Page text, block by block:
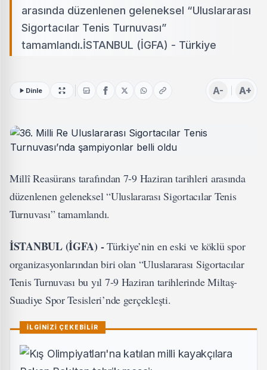
arasında düzenlenen geleneksel “Uluslararası
Sigortacılar Tenis Turnuvası”
tamamlandı.İSTANBUL (İGFA) - Türkiye
Dinle A- A+
Millî Reasürans tarafından 7-9 Haziran tarihleri arasında
düzenlenen geleneksel “Uluslararası Sigortacılar Tenis
Turnuvası” tamamlandı.
İSTANBUL (İGFA) -Türkiye’nin en eski ve köklü spor
organizasyonlarından biri olan “Uluslararası Sigortacılar
Tenis Turnuvası bu yıl 7-9 Haziran tarihlerinde Miltaş-
Suadiye Spor Tesisleri’nde gerçekleşti.
İLGİNİZİ ÇEKEBİLİR